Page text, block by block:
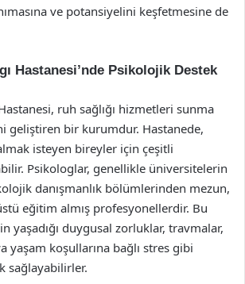
ve potansiyelini keşfetmesine de
Hastanesi’nde Psikolojik Destek
ruh sağlığı hizmetleri sunma
geliştiren bir kurumdur. Hastanede,
isteyen bireyler için çeşitli
Psikologlar, genellikle üniversitelerin
danışmanlık bölümlerinden mezun,
eğitim almış profesyonellerdir. Bu
yaşadığı duygusal zorluklar, travmalar,
yaşam koşullarına bağlı stres gibi
sağlayabilirler.